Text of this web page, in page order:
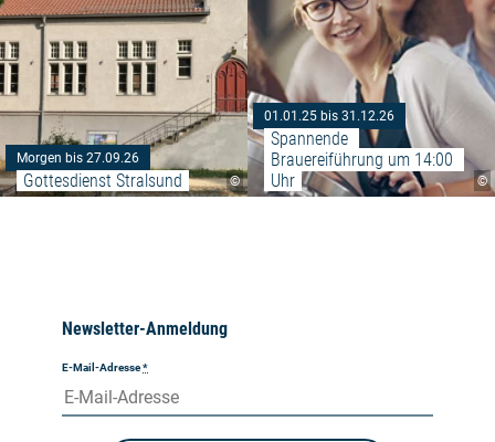
©
Morgen bis 27.09.26
Gottesdienst Stralsund ©
01.01.25 bis 31.12.26
Spannende
Brauereiführung um 14:00
Uhr
Newsletter-Anmeldung
E-Mail-Adresse*